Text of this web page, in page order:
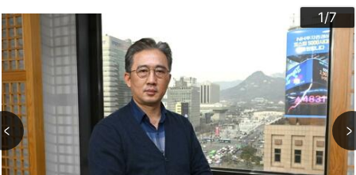
1/7
2/7
3/7
4/7
5/7
6/7
7/7